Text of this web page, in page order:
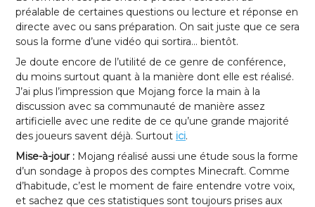
préalable de certaines questions ou lecture et réponse en
directe avec ou sans préparation. On sait juste que ce sera
sous la forme d’une vidéo qui sortira… bientôt.
Je doute encore de l’utilité de ce genre de conférence,
du moins surtout quant à la manière dont elle est réalisé.
J’ai plus l’impression que Mojang force la main à la
discussion avec sa communauté de manière assez
artificielle avec une redite de ce qu’une grande majorité
des joueurs savent déjà. Surtout ici.
Mise-à-jour : Mojang réalisé aussi une étude sous la forme
d’un sondage à propos des comptes Minecraft. Comme
d’habitude, c’est le moment de faire entendre votre voix,
et sachez que ces statistiques sont toujours prises aux